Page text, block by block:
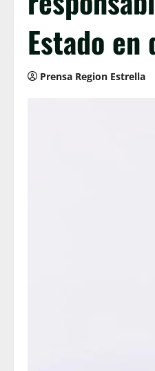
Estado en
Prensa Region Estrella